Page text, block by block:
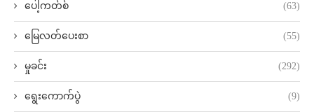
ပေါ့ကတ်စ် (63)
မြေလတ်ပေးစာ (55)
မှုခင်း (292)
ရွေးကောက်ပွဲ (9)